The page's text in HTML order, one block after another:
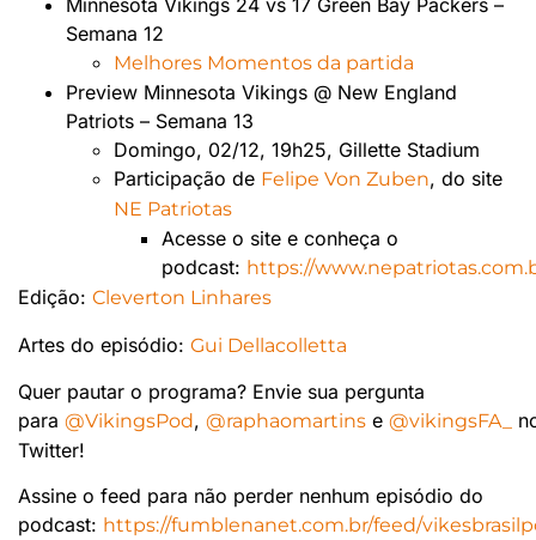
Minnesota Vikings 24 vs 17 Green Bay Packers –
Semana 12
Melhores Momentos da partida
Preview Minnesota Vikings @ New England
Patriots – Semana 13
Domingo, 02/12, 19h25, Gillette Stadium
Participação de Felipe Von Zuben, do site
NE Patriotas
Acesse o site e conheça o
podcast: https://
Edição: Cleverton Linhares
Artes do episódio: Gui Dellacolletta
Quer pautar o programa? Envie sua pergunta
para @VikingsPod, @raphaomartins e @vikingsFA_
Twitter!
Assine o feed para não perder nenhum episódio do
podcast: https://fumblenanet.com.br/feed/